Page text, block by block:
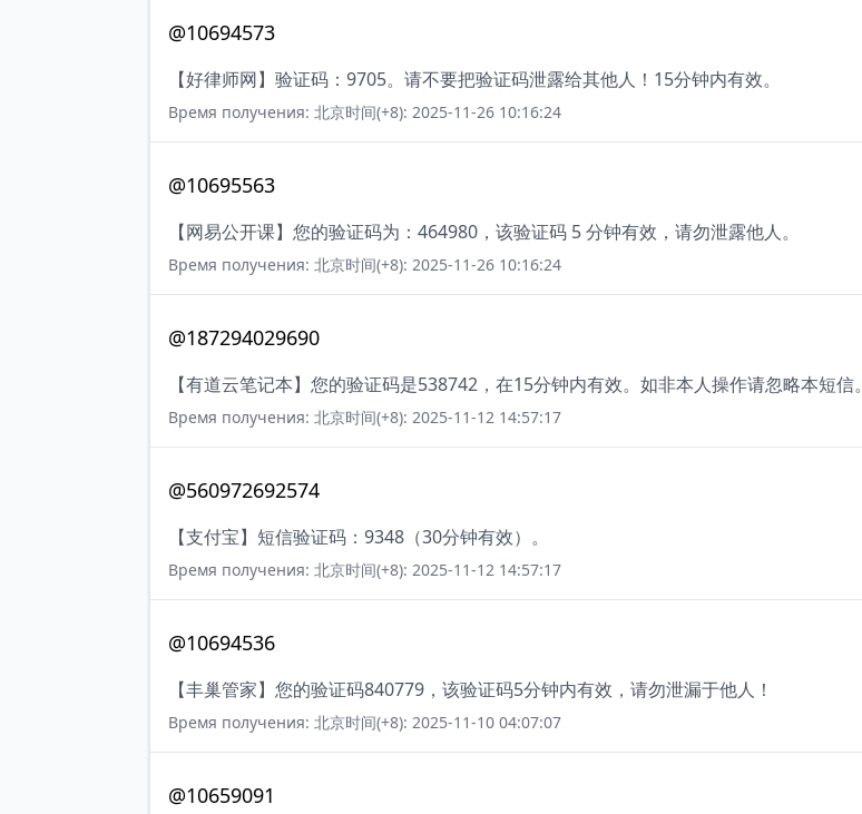
@10694573
【好律师网】验证码：9705。请不要把验证码泄露给其他人！15分钟内有效。
Время получения: 北京时间(+8): 2025-11-26 10:16:24
@10695563
【网易公开课】您的验证码为：464980，该验证码 5 分钟有效，请勿泄露他人。
Время получения: 北京时间(+8): 2025-11-26 10:16:24
@187294029690
【有道云笔记本】您的验证码是538742，在15分钟内有效。如非本人操作请忽略本短信。
Время получения: 北京时间(+8): 2025-11-12 14:57:17
@560972692574
【支付宝】短信验证码：9348（30分钟有效）。
Время получения: 北京时间(+8): 2025-11-12 14:57:17
@10694536
【丰巢管家】您的验证码840779，该验证码5分钟内有效，请勿泄漏于他人！
Время получения: 北京时间(+8): 2025-11-10 04:07:07
@10659091